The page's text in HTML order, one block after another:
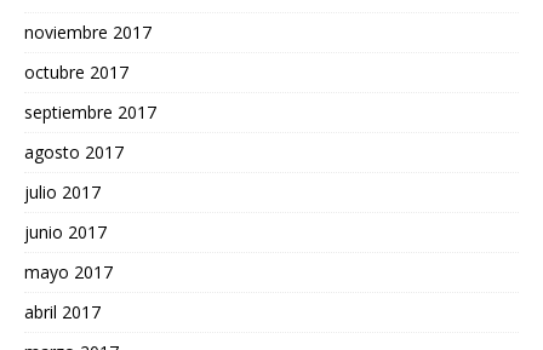
noviembre 2017
octubre 2017
septiembre 2017
agosto 2017
julio 2017
junio 2017
mayo 2017
abril 2017